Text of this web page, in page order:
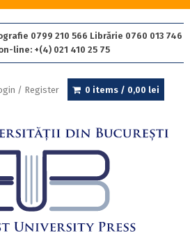
0799 210 566 Librărie 0760 013 746
line: +(4) 021 410 25 75
/ Register 0 items / 0,00 lei